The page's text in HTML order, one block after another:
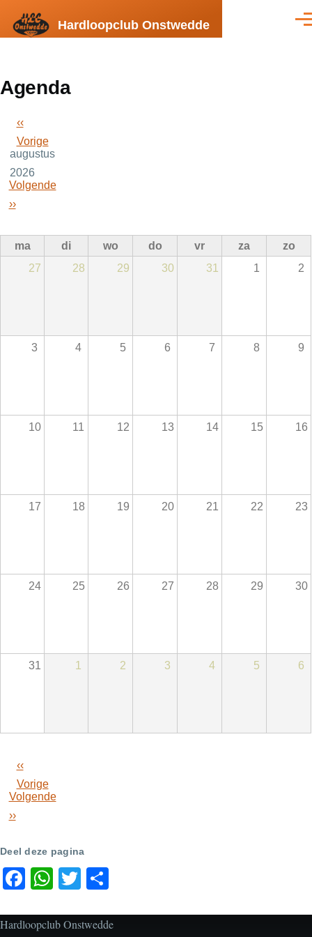
Hardloopclub Onstwedde
Agenda
Paginering
‹‹
Vorige
augustus
2026
Volgende
››
ma di wo do vr za
zo
27
28 29 30 31 1 2
3 4 5 6 7 8 9
10 11 12 13 14 15 16
17 18 19 20 21 22 23
24 25 26 27 28 29 30
31 1 2 3 4 5 6
Paginering
‹‹
Vorige
Volgende
››
Deel deze pagina
Facebook
WhatsApp
Twitter
Hardloopclub Onstwedde